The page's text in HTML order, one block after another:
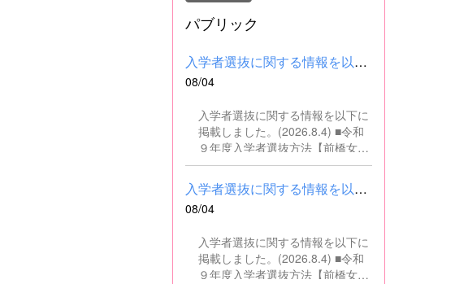
パブリック
入学者選抜に関する情報を以下に掲載しました。(2026.8.4) ■令和...
08/04
入学者選抜に関する情報を以下に
掲載しました。(2026.8.4) ■令和
９年度入学者選抜方法【前橋女子
高校】pdf はこちら ■群馬県教育
委員会webサイト 高校入試に関
するページはこちら
入学者選抜に関する情報を以下に掲載しました。(2026.8.4) ■令和...
08/04
入学者選抜に関する情報を以下に
掲載しました。(2026.8.4) ■令和
９年度入学者選抜方法【前橋女子